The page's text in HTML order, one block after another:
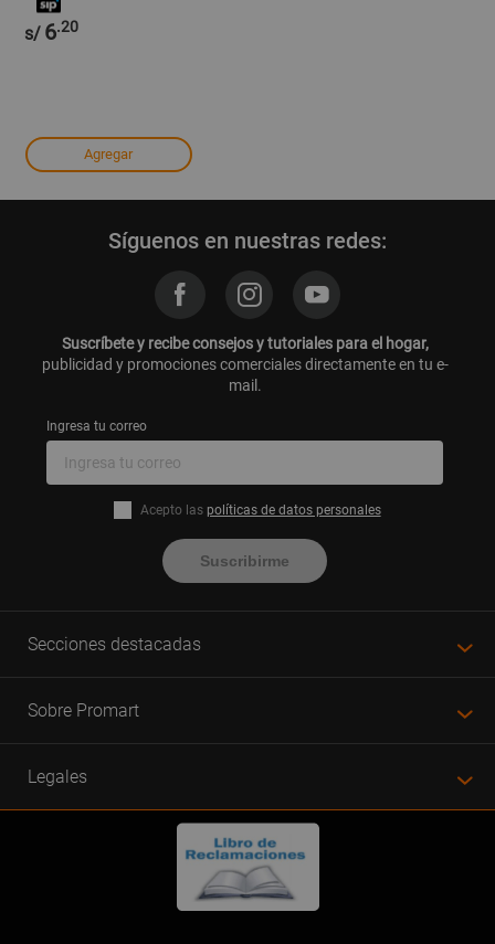
s/ 6.20
Agregar
Síguenos en nuestras redes:
Suscríbete y recibe consejos y tutoriales para el hogar,
publicidad y promociones comerciales directamente en tu e-
mail.
Ingresa tu correo
Acepto las políticas de datos personales
Suscribirme
Secciones destacadas
Sobre Promart
Legales